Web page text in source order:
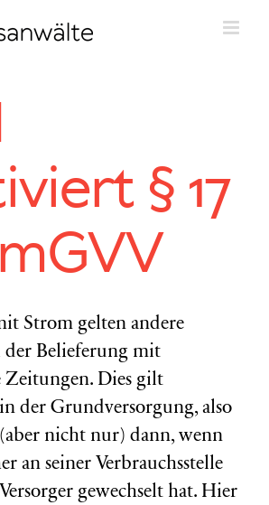
§ 17
Strom gelten andere
der Belieferung mit
Zeitungen. Dies gilt
der Grundversorgung, also
nicht nur) dann, wenn
an seiner Verbrauchsstelle
gewechselt hat. Hier